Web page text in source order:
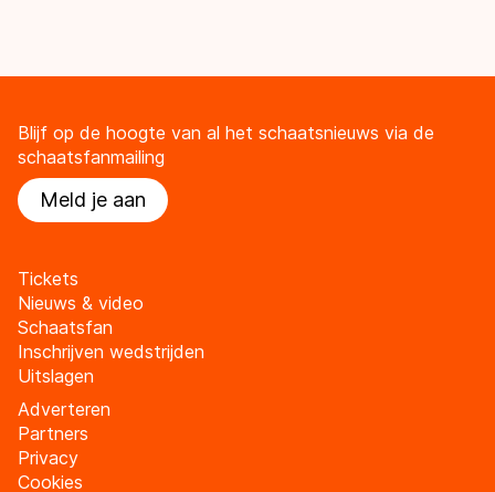
Blijf op de hoogte van al het schaatsnieuws via de
schaatsfanmailing
Meld je aan
Tickets
Nieuws & video
Schaatsfan
Inschrijven wedstrijden
Uitslagen
Adverteren
Partners
Privacy
Cookies